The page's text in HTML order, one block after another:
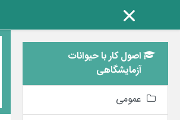
اصول کار با حیوانات
آزمایشگاهی
عمومی